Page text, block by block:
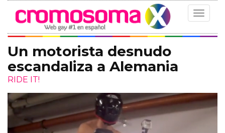
Toggle
Un motorista desnudo
escandaliza a Alemania
RIDE IT!